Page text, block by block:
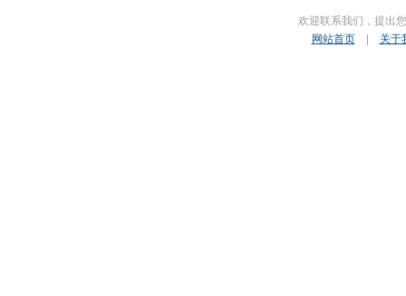
欢迎联系我们，提出
网站首页| 关于